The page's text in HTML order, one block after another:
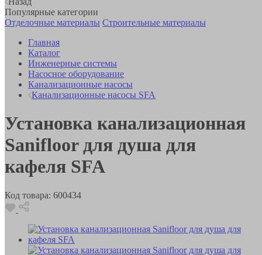
Популярные категории
Отделочные материалы Строительные материалы
Главная
Каталог
Инженерные системы
Насосное оборудование
Канализационные насосы
Канализационные насосы SFA
Установка канализационная
Sanifloor для душа для
кафеля SFA
Код товара: 600434